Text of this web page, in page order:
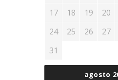
agosto
17
18 19 20
24
25 26 27
31